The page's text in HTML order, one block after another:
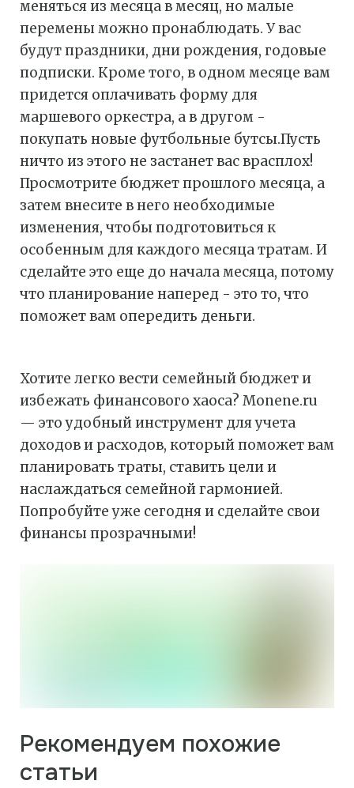
меняться из месяца в месяц, но малые
перемены можно пронаблюдать. У вас
будут праздники, дни рождения, годовые
подписки. Кроме того, в одном месяце вам
придется оплачивать форму для
маршевого оркестра, а в другом -
покупать новые футбольные бутсы.Пусть
ничто из этого не застанет вас врасплох!
Просмотрите бюджет прошлого месяца, а
затем внесите в него необходимые
изменения, чтобы подготовиться к
особенным для каждого месяца тратам. И
сделайте это еще до начала месяца, потому
что планирование наперед - это то, что
поможет вам опередить деньги.
Хотите легко вести семейный бюджет и
избежать финансового хаоса? Monene.ru
— это удобный инструмент для учета
доходов и расходов, который поможет вам
планировать траты, ставить цели и
наслаждаться семейной гармонией.
Попробуйте уже сегодня и сделайте свои
финансы прозрачными!
Рекомендуем похожие
статьи